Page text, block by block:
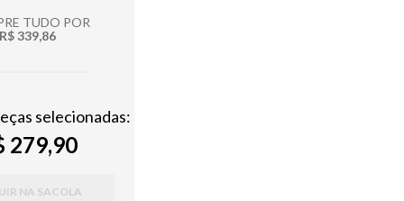
TUDO POR
R$ 339,86
selecionadas:
279,90
NA SACOLA